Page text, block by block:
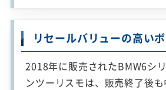
リセールバリューの高い
2018年に販売されたBMW6シ
ンツーリスモは、販売終了後